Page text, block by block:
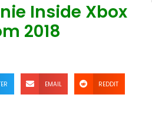
Inside Xbox
2018
EMAIL REDDIT